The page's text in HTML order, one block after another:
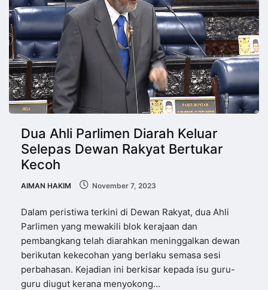
Dua Ahli Parlimen Diarah Keluar
Selepas Dewan Rakyat Bertukar
Kecoh
AIMAN HAKIM November 7, 2023
Dalam peristiwa terkini di Dewan Rakyat, dua Ahli
Parlimen yang mewakili blok kerajaan dan
pembangkang telah diarahkan meninggalkan dewan
berikutan kekecohan yang berlaku semasa sesi
perbahasan. Kejadian ini berkisar kepada isu guru-
guru diugut kerana menyokong…